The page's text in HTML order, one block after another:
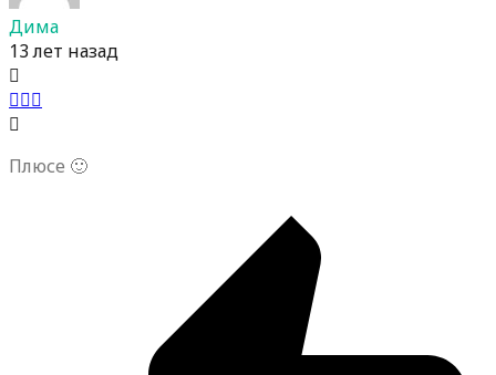
Дима
13 лет назад
Плюсе 🙂